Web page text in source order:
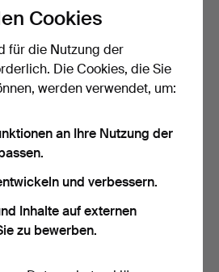
PROJEKTOR Chinon C-100
1 Gebot
Cookies
für die Nutzung der
Die Cookies, die Sie
werden verwendet, um:
an Ihre Nutzung der
und verbessern.
Inhalte auf externen
zu bewerben.